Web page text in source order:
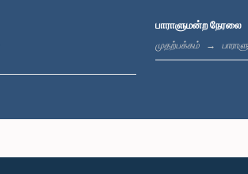
பாராளுமன்ற நேரலை
முதற்பக்கம்